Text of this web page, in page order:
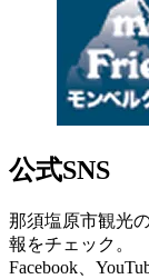
公式SNS
那須塩原市観光
報をチェック。
Facebook、